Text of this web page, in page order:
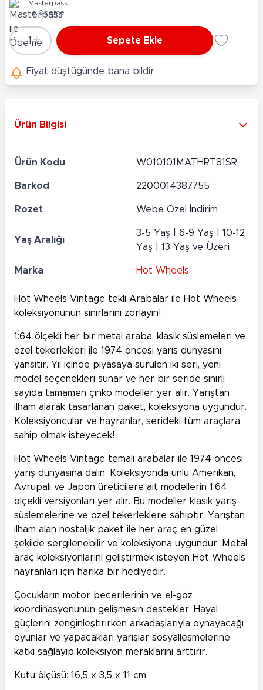
Masterpass
ile Ödeme
Adet
-1 + Sepete Ekle
Fiyat düştüğünde bana bildir
Ürün Bilgisi
Ürün Kodu W010101MATHRT81SR
Barkod 2200014387755
Rozet Webe Özel İndirim
Yaş Aralığı
3-5 Yaş | 6-9 Yaş | 10-12
Yaş | 13 Yaş ve Üzeri
Marka Hot Wheels
Hot Wheels Vintage tekli Arabalar ile Hot Wheels
koleksiyonunun sınırlarını zorlayın!
1:64 ölçekli her bir metal araba, klasik süslemeleri ve
özel tekerlekleri ile 1974 öncesi yarış dünyasını
yansıtır. Yıl içinde piyasaya sürülen iki seri, yeni
model seçenekleri sunar ve her bir seride sınırlı
sayıda tamamen çinko modeller yer alır. Yarıştan
ilham alarak tasarlanan paket, koleksiyona uygundur.
Koleksiyoncular ve hayranlar, serideki tüm araçlara
sahip olmak isteyecek!
Hot Wheels Vintage temalı arabalar ile 1974 öncesi
yarış dünyasına dalın. Koleksiyonda ünlü Amerikan,
Avrupalı ve Japon üreticilere ait modellerin 1:64
ölçekli versiyonları yer alır. Bu modeller klasik yarış
süslemelerine ve özel tekerleklere sahiptir. Yarıştan
ilham alan nostaljik paket ile her araç en güzel
şekilde sergilenebilir ve koleksiyona uygundur. Metal
araç koleksiyonlarını geliştirmek isteyen Hot Wheels
hayranları için harika bir hediyedir.
Çocukların motor becerilerinin ve el-göz
koordinasyonunun gelişmesin destekler. Hayal
güçlerini zenginleştirirken arkadaşlarıyla oynayacağı
oyunlar ve yapacakları yarışlar sosyalleşmelerine
katkı sağlayıp koleksiyon meraklarını arttırır.
Kutu ölçüsü: 16,5 x 3,5 x 11 cm